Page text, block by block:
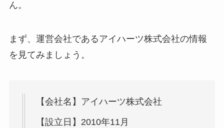
ん。
まず、運営会社であるアイハーツ株式会社の情報
を見てみましょう。
【会社名】アイハーツ株式会社
【設立日】2010年11月